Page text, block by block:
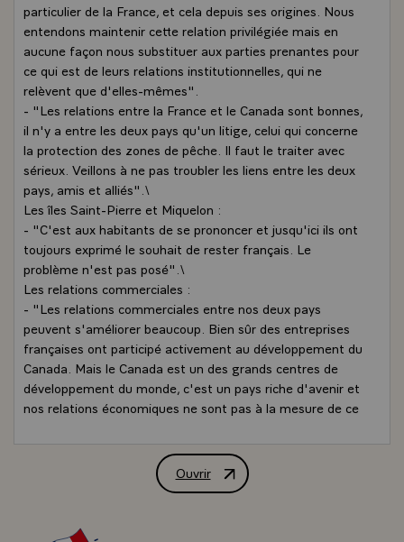
particulier de la France, et cela depuis ses origines. Nous
entendons maintenir cette relation privilégiée mais en
aucune façon nous substituer aux parties prenantes pour
ce qui est de leurs relations institutionnelles, qui ne
relèvent que d'elles-mêmes".
- "Les relations entre la France et le Canada sont bonnes,
il n'y a entre les deux pays qu'un litige, celui qui concerne
la protection des zones de pêche. Il faut le traiter avec
sérieux. Veillons à ne pas troubler les liens entre les deux
pays, amis et alliés".\
Les îles Saint-Pierre et Miquelon :
- "C'est aux habitants de se prononcer et jusqu'ici ils ont
toujours exprimé le souhait de rester français. Le
problème n'est pas posé".\
Les relations commerciales :
- "Les relations commerciales entre nos deux pays
peuvent s'améliorer beaucoup. Bien sûr des entreprises
françaises ont participé activement au développement du
Canada. Mais le Canada est un des grands centres de
développement du monde, c'est un pays riche d'avenir et
nos relations économiques ne sont pas à la mesure de ce
les échanges s'intensifient".
- "Le Canada et les USA sont libres de conclure les
doivent être soumis à l'appréciation du GATT afin qu'il
Ouvrir
Extraits de l'interview accordée par